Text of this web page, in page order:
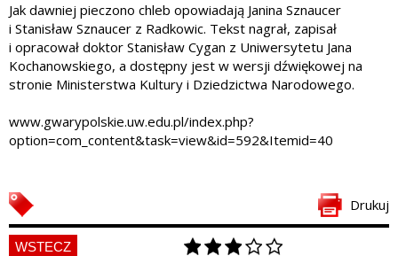
Jak dawniej pieczono chleb opowiadają Janina Sznaucer
i Stanisław Sznaucer z Radkowic. Tekst nagrał, zapisał
i opracował doktor Stanisław Cygan z Uniwersytetu Jana
Kochanowskiego, a dostępny jest w wersji dźwiękowej na
stronie Ministerstwa Kultury i Dziedzictwa Narodowego.
www.gwarypolskie.uw.edu.pl/index.php?
option=com_content&task=view&id=592&Itemid=40
Drukuj
WSTECZ